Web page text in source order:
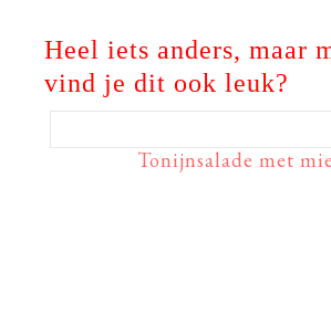
Heel iets anders, maar
vind je dit ook leuk?
Tonijnsalade met